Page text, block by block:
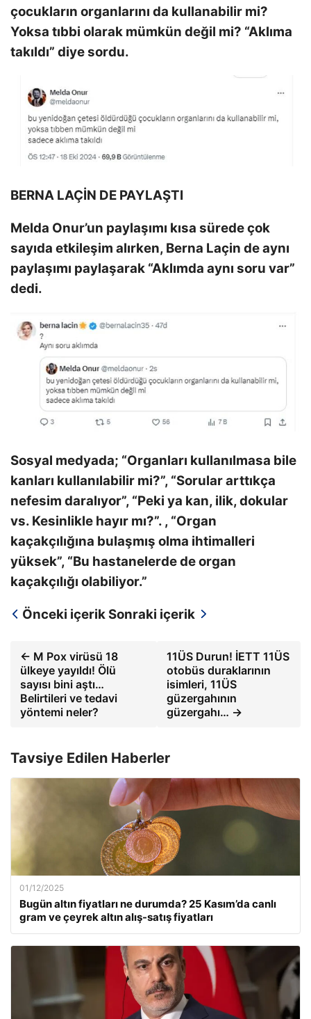
çocukların organlarını da kullanabilir mi?
Yoksa tıbbi olarak mümkün değil mi? “Aklıma
takıldı” diye sordu.
BERNA LAÇİN DE PAYLAŞTI
Melda Onur’un paylaşımı kısa sürede çok
sayıda etkileşim alırken, Berna Laçin de aynı
paylaşımı paylaşarak “Aklımda aynı soru var”
dedi.
Sosyal medyada; “Organları kullanılmasa bile
kanları kullanılabilir mi?”, “Sorular arttıkça
nefesim daralıyor”, “Peki ya kan, ilik, dokular
vs. Kesinlikle hayır mı?”. , “Organ
kaçakçılığına bulaşmış olma ihtimalleri
yüksek”, “Bu hastanelerde de organ
kaçakçılığı olabiliyor.”
Önceki içerik Sonraki içerik
← M Pox virüsü 18
ülkeye yayıldı! Ölü
sayısı bini aştı…
Belirtileri ve tedavi
yöntemi neler?
11ÜS Durun! İETT 11ÜS
otobüs duraklarının
isimleri, 11ÜS
güzergahının
güzergahı… →
Tavsiye Edilen Haberler
01/12/2025
Bugün altın fiyatları ne durumda? 25 Kasım’da canlı
gram ve çeyrek altın alış-satış fiyatları